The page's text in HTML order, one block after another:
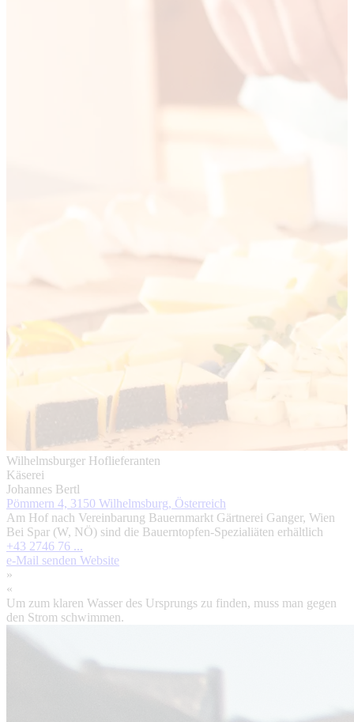
Wilhelmsburger Hoflieferanten
Käserei
Johannes Bertl
Pömmern 4, 3150 Wilhelmsburg, Österreich
Am Hof nach Vereinbarung Bauernmarkt Gärtnerei Ganger, Wien
Bei Spar (W, NÖ) sind die Bauerntopfen-Spezialiäten erhältlich
+43 2746 76 ...
e-Mail senden Website
»
«
Um zum klaren Wasser des Ursprungs zu finden, muss man gegen
den Strom schwimmen.